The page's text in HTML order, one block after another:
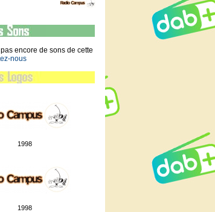
encore de sons de cette
nous
1998
1998